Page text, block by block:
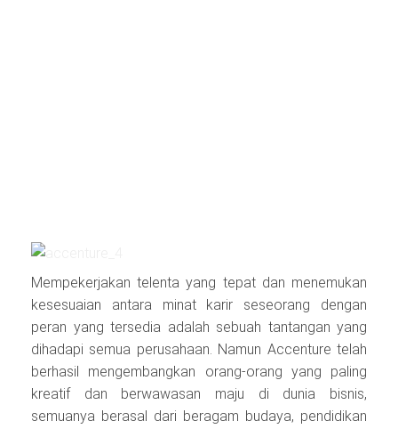
Mempekerjakan telenta yang tepat dan menemukan
kesesuaian antara minat karir seseorang dengan
peran yang tersedia adalah sebuah tantangan yang
dihadapi semua perusahaan. Namun Accenture telah
berhasil mengembangkan orang‐orang yang paling
kreatif dan berwawasan maju di dunia bisnis,
semuanya berasal dari beragam budaya, pendidikan